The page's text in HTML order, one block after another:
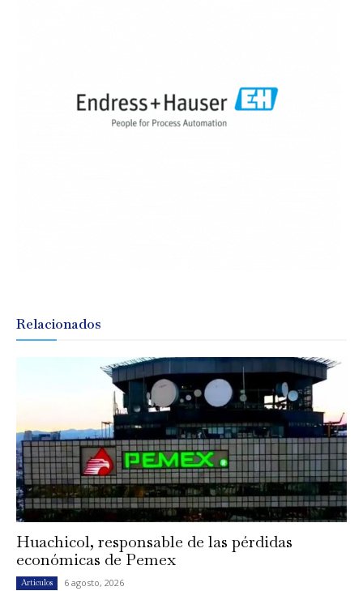
Relacionados
Huachicol, responsable de las pérdidas
económicas de Pemex
Artículos 6 agosto, 2026